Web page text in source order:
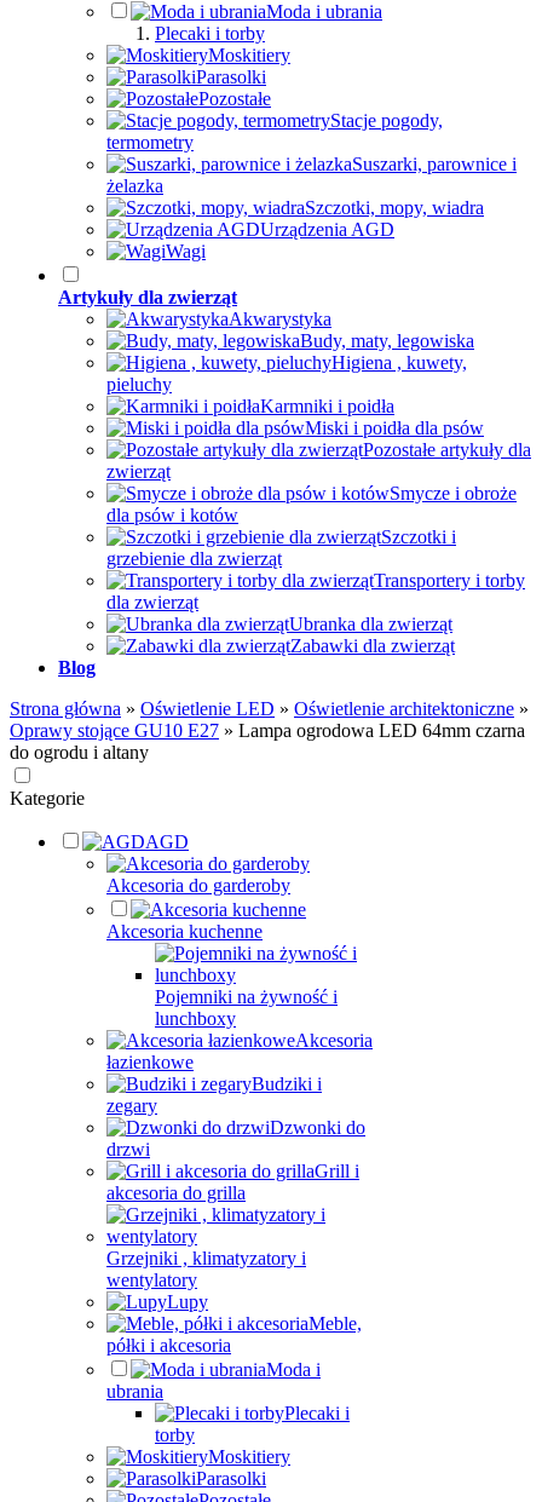
Moda i ubrania
Plecaki i torby
Moskitiery
Parasolki
Pozostałe
Stacje pogody,
termometry
Suszarki, parownice i
żelazka
Szczotki, mopy, wiadra
Urządzenia AGD
Wagi
Artykuły dla zwierząt
Akwarystyka
Budy, maty, legowiska
Higiena , kuwety,
pieluchy
Karmniki i poidła
Miski i poidła dla psów
Pozostałe artykuły dla
zwierząt
Smycze i obroże
dla psów i kotów
Szczotki i
grzebienie dla zwierząt
Transportery i torby
dla zwierząt
Ubranka dla zwierząt
Zabawki dla zwierząt
Blog
Strona główna » Oświetlenie LED » Oświetlenie architektoniczne »
Oprawy stojące GU10 E27 » Lampa ogrodowa LED 64mm czarna
do ogrodu i altany
Kategorie
AGD
Akcesoria do garderoby
Akcesoria kuchenne
Pojemniki na żywność i
lunchboxy
Akcesoria
łazienkowe
Budziki i
zegary
Dzwonki do
drzwi
Grill i
akcesoria do grilla
Grzejniki , klimatyzatory i
wentylatory
Lupy
Meble,
półki i akcesoria
Moda i
ubrania
Plecaki i
torby
Moskitiery
Parasolki